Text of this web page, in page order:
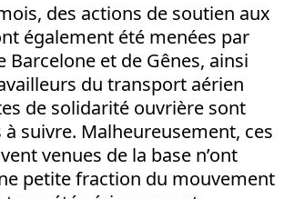
des actions de soutien aux
également été menées par
Barcelone et de Gênes, ainsi
du transport aérien
de solidarité ouvrière sont
suivre. Malheureusement, ces
venues de la base n’ont
petite fraction du mouvement